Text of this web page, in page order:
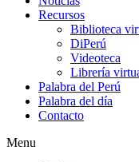
Recursos
Biblioteca
DiPerú
Videoteca
Librería
Palabra del Perú
Palabra del día
Contacto
Menu